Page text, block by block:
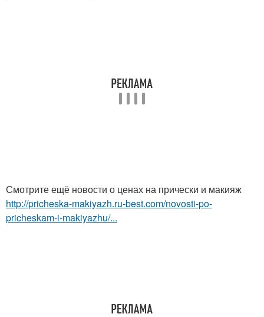
Смотрите ещё новости о ценах на прически и макияж
http://pricheska-makiyazh.ru-best.com/novosti-po-
pricheskam-i-makiyazhu/...